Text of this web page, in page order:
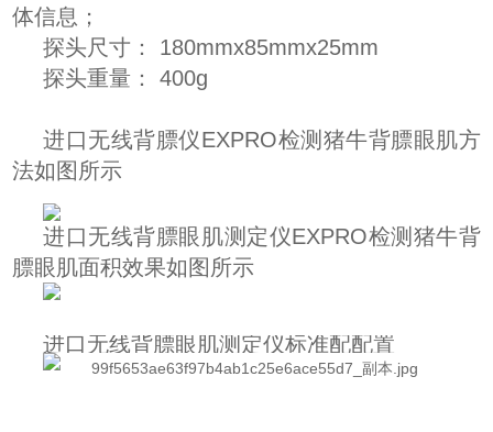
体信息；
探头尺寸： 180mmx85mmx25mm
探头重量： 400g
进口无线背膘仪EXPRO检测猪牛背膘眼肌方
法如图所示
进口无线背膘眼肌测定仪EXPRO检测猪牛背
膘眼肌面积效果如图所示
进口无线背膘眼肌测定仪标准配配置